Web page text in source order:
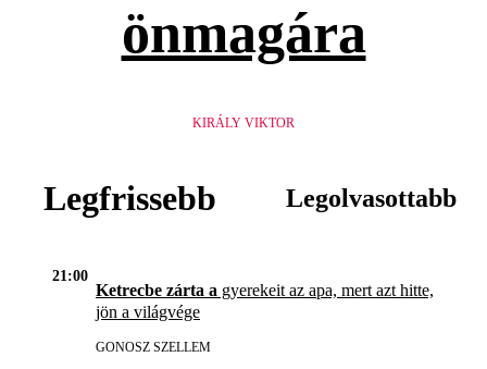
önmagára
KIRÁLY VIKTOR
Legfrissebb Legolvasottabb
21:00
Ketrecbe zárta a gyerekeit az apa, mert azt hitte,
jön a világvége
GONOSZ SZELLEM